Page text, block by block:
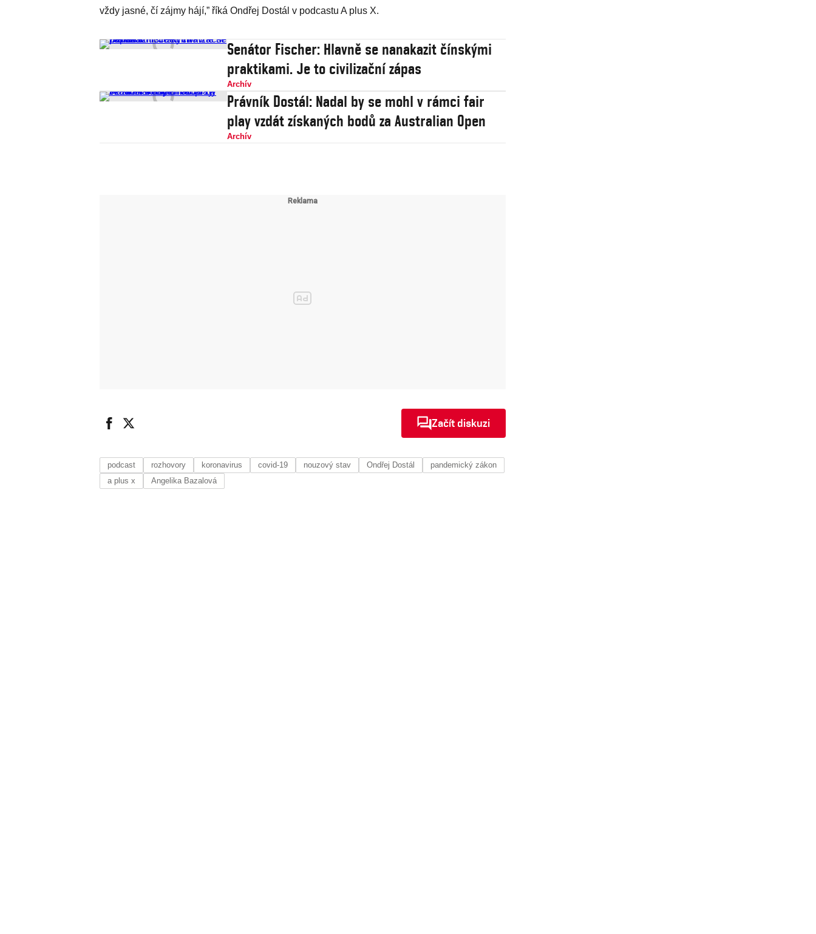
vždy jasné, čí zájmy hájí,” říká Ondřej Dostál v podcastu A plus X.
Senátor Fischer: Hlavně se nanakazit čínskými
praktikami. Je to civilizační zápas
Archív
Právník Dostál: Nadal by se mohl v rámci fair
play vzdát získaných bodů za Australian Open
Archív
Začít diskuzi
podcast rozhovory koronavirus covid-19 nouzový stav Ondřej Dostál
pandemický zákon
a plus x
Angelika Bazalová